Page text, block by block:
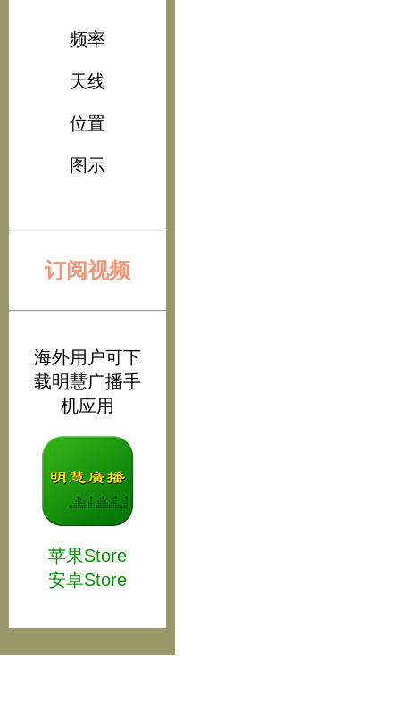
频率
天线
位置
图示
订阅视频
海外用户可下
载明慧广播手
机应用
苹果Store
安卓Store